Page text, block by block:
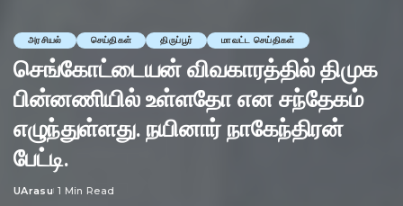
அரசியல் செய்திகள் திருப்பூர் மாவட்ட செய்திகள்
செங்கோட்டையன் விவகாரத்தில் திமுக
பின்னணியில் உள்ளதோ என சந்தேகம்
எழுந்துள்ளது. நயினார் நாகேந்திரன்
பேட்டி.
Posted
UArasu 1 Min Read